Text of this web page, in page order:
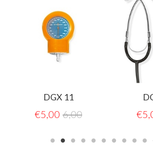
DGX 11
€5,00 6,00 €